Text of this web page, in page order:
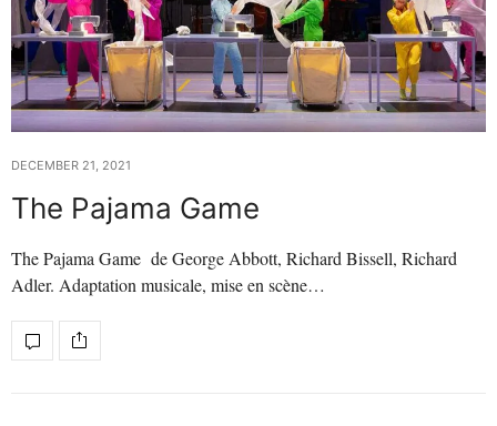
DECEMBER 21, 2021
The Pajama Game
The Pajama Game de George Abbott, Richard Bissell, Richard
Adler. Adaptation musicale, mise en scène…